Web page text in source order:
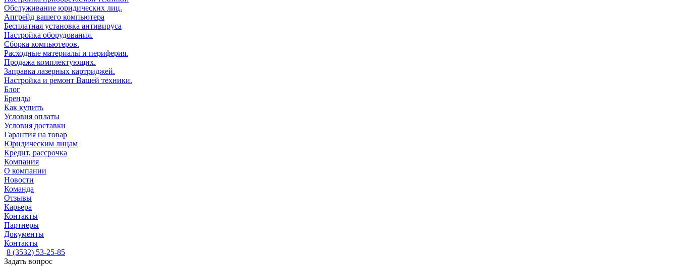
Обслуживание юридических лиц.
Апгрейд вашего компьютера
Бесплатная установка антивируса
Настройка оборудования.
Сборка компьютеров.
Расходные материалы и периферия.
Продажа комплектующих.
Заправка лазерных картриджей.
Настройка и ремонт Вашей техники.
Блог
Бренды
Как купить
Условия оплаты
Условия доставки
Гарантия на товар
Юридическим лицам
Кредит, рассрочка
Компания
О компании
Новости
Команда
Отзывы
Карьера
Контакты
Партнеры
Документы
Контакты
8 (3532) 53-25-85
Задать вопрос